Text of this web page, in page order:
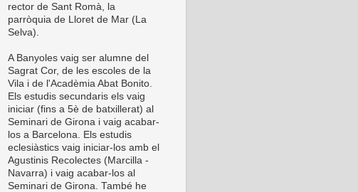
rector de Sant Romà, la
parròquia de Lloret de Mar (La
Selva).
A Banyoles vaig ser alumne del
Sagrat Cor, de les escoles de la
Vila i de l'Acadèmia Abat Bonito.
Els estudis secundaris els vaig
iniciar (fins a 5è de batxillerat) al
Seminari de Girona i vaig acabar-
los a Barcelona. Els estudis
eclesiàstics vaig iniciar-los amb el
Agustinis Recolectes (Marcilla -
Navarra) i vaig acabar-los al
Seminari de Girona. També he